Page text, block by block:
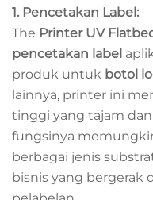
1. Pencetakan Label:
The Printer UV
pencetakan label
produk untuk botol
lainnya, printer ini
tinggi yang tajam
fungsinya
berbagai jenis
bisnis yang bergerak